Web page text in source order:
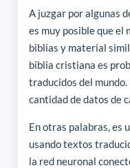
A juzgar por algunas
es muy posible que el
biblias y material
biblia cristiana es
traducidos del
cantidad de datos de
En otras palabras, es
usando textos
la red neuronal